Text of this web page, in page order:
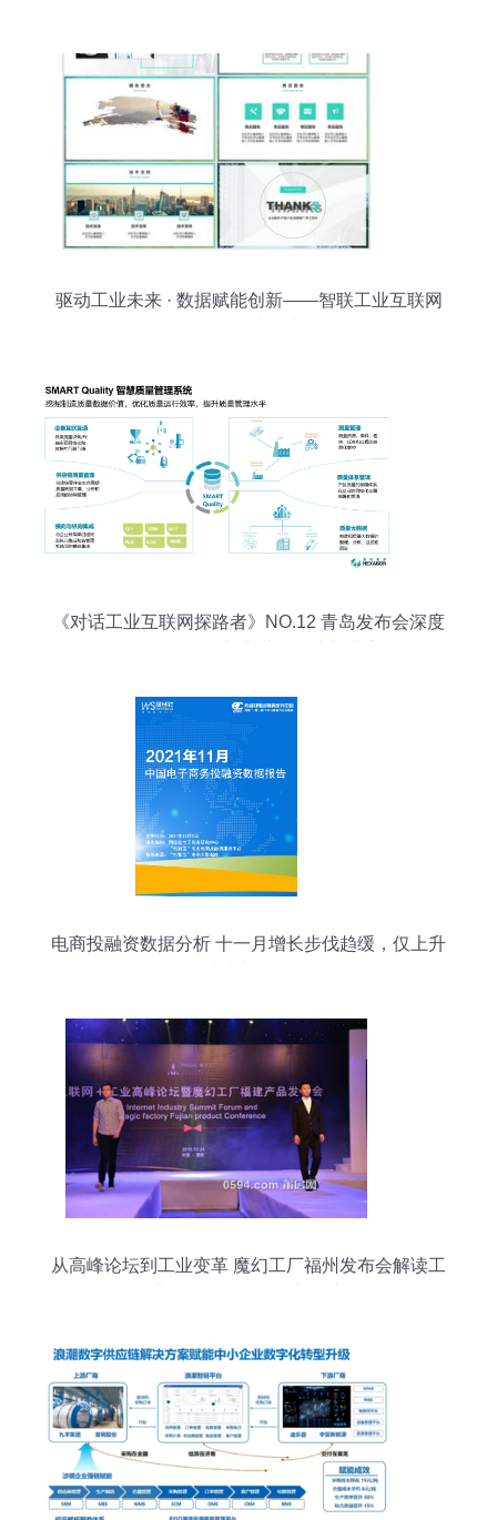
驱动工业未来 · 数据赋能创新——智联工业互联网
据解决方案，助力企业数字化转型\n- 合作/融资主
题 投资未来，共赢工业4.0黄金时代\n- 公司标识 +
欧美极简设计（蓝色、白色基调）\n\n**幻灯片2 企
业概览**\n- 创始时间 2020年10月，由三位行业资
深人士联合创立\n- 企业规模 200余名专业人员，包
括50余名数据和算法专家\n- 所处阶段 天使轮后快
速成長中，拥有23
《对话工业互联网探路者》NO.12 青岛发布会深度
电商投融资数据分析 十一月增长步伐趋缓，仅上升
从高峰论坛到工业变革 魔幻工厂福州发布会解读工